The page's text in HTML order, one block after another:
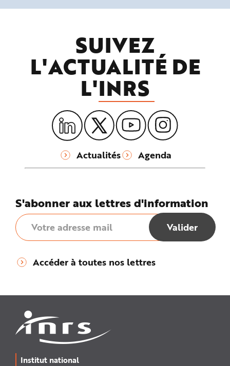
SUIVEZ
L'ACTUALITÉ DE
L'INRS
Actualités Agenda
S'abonner aux lettres d'information
Accéder à toutes nos lettres
Institut national